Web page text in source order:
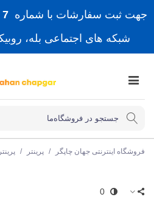
جهت ثبت سفارشات با شماره 7 3 6 0 5 0 1 2 9 9 0
شبکه های اجتماعی بله، روبیکا
فروشگاه اینترنتی جهان چاپگر / پرینتر /
0